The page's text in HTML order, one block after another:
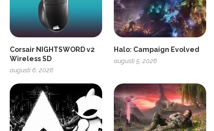
Corsair NIGHTSWORD v2
Wireless SD
augusti 6, 2026
Halo: Campaign Evolved
augusti 5, 2026